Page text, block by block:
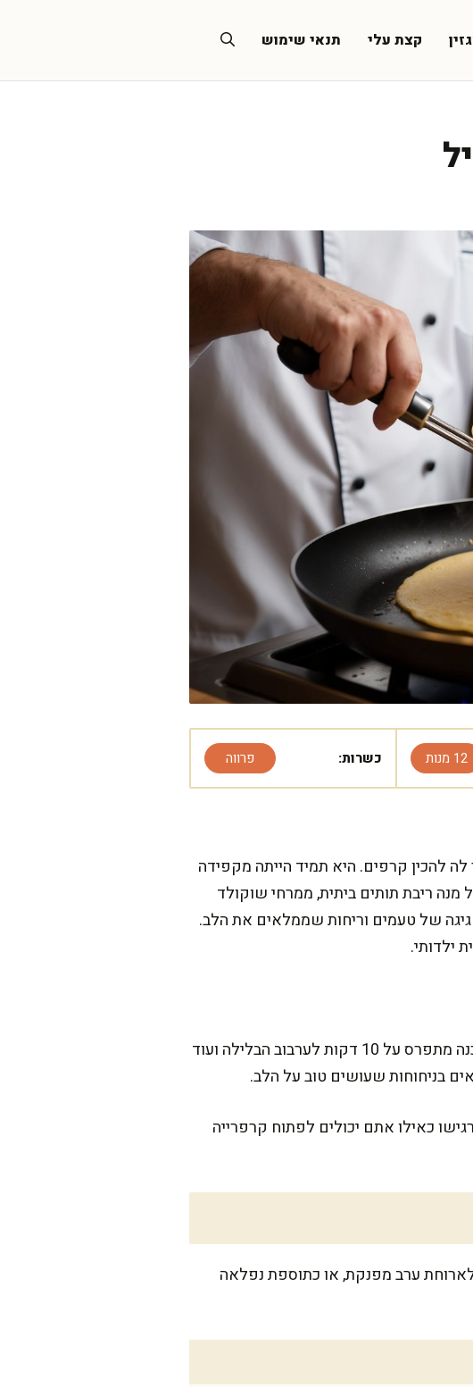
קצת עלי תנאי שימוש
12 מנות כשרות: פרווה
להכין קרפים. היא תמיד הייתה מקפידה
ריבת תותים ביתית, ממרחי שוקולד
של טעמים וריחות שממלאים את הלב.
ילדותי.
המתכון הזה דורש מעט סבלנות בקיפול הקרפים, אבל מבטיחה שזה קל ונעים. זמן ההכנה מתפרס על 10 דקות לערבוב הבלילה ועוד
כאילו אתם יכולים לפתוח קרפרייה
קטנה לארוחת ערב מפנקת, או כתוספת נפלאה